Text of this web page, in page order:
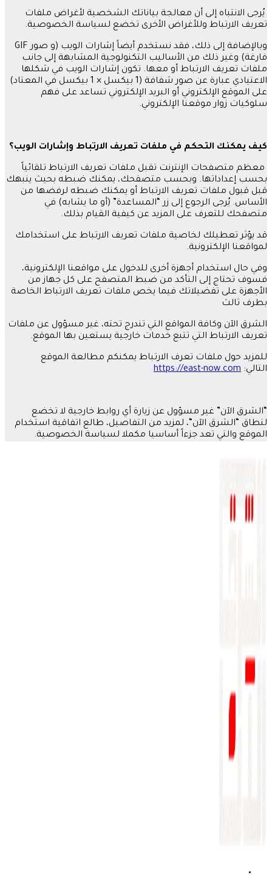
يُرجى الانتباه إلى أن معالجة بياناتك الشخصية لأغراض ملفات
تعريف الارتباط وللأغراض الأخرى تخضع لسياسة الخصوصية.
وبالإضافة إلى ذلك، فقد نستخدم أيضاً إشارات الويب (و صور GIF
فارغة) وغير ذلك من الأساليب التكنولوجية المشابهة إلى جانب
ملفات تعريف الارتباط أو معها. تكون إشارات الويب في شكلها
الاعتيادي عبارة عن صور شفافة (1 بيكسل × 1 بيكسل في المعتاد)
على الموقع الإلكتروني أو البريد الإلكتروني تساعد على فهم
سلوكيات زوار موقعنا الإلكتروني.
كيف يمكنك التحكم في ملفات تعريف الارتباط وإشارات الويب؟
معظم متصفحات الإنترنت تقبل ملفات تعريف الارتباط تلقائياً
بحسب إعداداتها. وبحسب متصفحك، يمكنك ضبطه بحيث ينبهك
قبل قبول ملفات تعريف الارتباط أو يمكنك ضبطه لرفضها من
الأساس. يُرجى الرجوع إلى زر“ المساعدة” (أو ما يشابه) في
متصفحك للتعرف على المزيد عن كيفية القيام بذلك.
قد يؤثر تعطيلك لخاصية ملفات تعريف الارتباط على استخدامك
لمواقعنا الإلكترونية.
وفي حال استخدام أجهزة أخرى للدخول على مواقعنا الإلكترونية،
فسوف تحتاج إلى التأكد من ضبط المتصفح على كل جهاز من
الأجهزة على تفضيلاتك فيما يخص ملفات تعريف الارتباط الخاصة
بطرف ثالث
الشرق الآن وكافة المواقع التي تندرج تحته، غير مسؤول عن ملفات
تعريف الارتباط التي تتبع خدمات خارجية يستعين بها الموقع.
للمزيد حول ملفات تعرف الارتباط يمكنكم مطالعة الموقع
التالي:
https://east-now.com
الشرق الآن” غير مسؤول عن زيارة أي روابط خارجية لا تخضع
لنطاق
الشرق الآن ، لمزيد من التفاصيل، طالع اتفاقية استخدام
الموقع والتي تعد جزءاً أساسيا مكملا لسياسة الخصوصية.